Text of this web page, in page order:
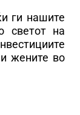
ги нашите
светот на
жените во